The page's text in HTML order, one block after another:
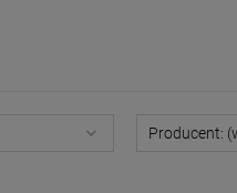
Producent: